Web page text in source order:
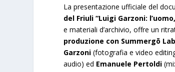
La presentazione ufficiale del
del Friuli “Luigi Garzoni:
e materiali d’archivio, offre un
produzione con Summergō
Garzoni (fotografia e video
audio) ed Emanuele Pertoldi